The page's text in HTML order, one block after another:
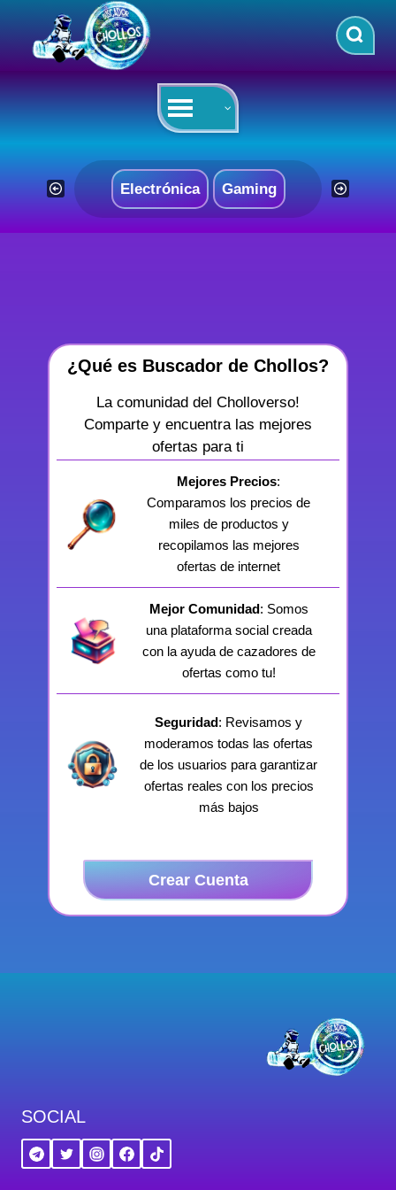
contenido
Electrónica Gaming
¿Qué es Buscador de Chollos?
La comunidad del Cholloverso!
Comparte y encuentra las mejores
ofertas para ti
Mejores Precios:
Comparamos los precios de
miles de productos y
recopilamos las mejores
ofertas de internet
Mejor Comunidad: Somos
una plataforma social creada
con la ayuda de cazadores de
ofertas como tu!
Seguridad: Revisamos y
moderamos todas las ofertas
de los usuarios para garantizar
ofertas reales con los precios
más bajos
Crear Cuenta
SOCIAL